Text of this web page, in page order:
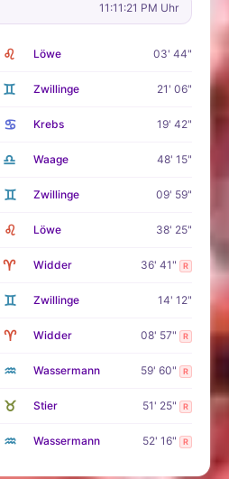
11:11:22 PM Uhr
♌ Löwe 03' 44"
♊ Zwillinge 21' 06"
♋ Krebs 19' 42"
♎ Waage 48' 15"
♊ Zwillinge 09' 59"
♌ Löwe 38' 25"
♈ Widder 36' 41" R
♊ Zwillinge 14' 12"
♈ Widder 08' 57" R
♒ Wassermann 59' 60" R
♉ Stier 51' 25" R
♒ Wassermann 52' 16" R